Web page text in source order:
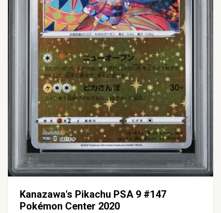
Kanazawa's Pikachu PSA 9 #147
Pokémon Center 2020